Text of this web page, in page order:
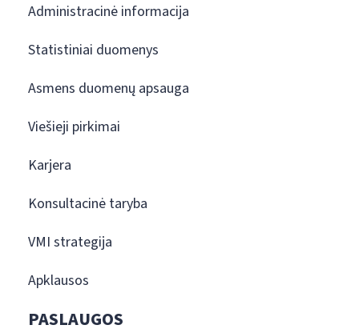
Administracinė informacija
Statistiniai duomenys
Asmens duomenų apsauga
Viešieji pirkimai
Karjera
Konsultacinė taryba
VMI strategija
Apklausos
PASLAUGOS